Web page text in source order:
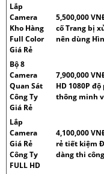
Lắp
Camera
Kho Hàng
Full Color
Giá Rẻ
5,500,000
cố Trang bị
nên dùng
Bộ 8
Camera
Quan Sát
Công Ty
Giá Rẻ
7,900,000
HD 1080P
thông minh
Lắp
Camera
Giá Rẻ
Công Ty
FULL HD
4,100,000
rẻ tiết kiệm
dàng thi công